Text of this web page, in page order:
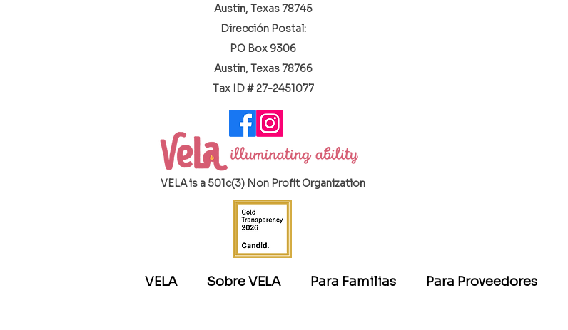
Austin, Texas 78745
Dirección Postal:
PO Box 9306
Austin, Texas 78766
​Tax ID # 27-2451077
VELA is a 501c(3) Non Profit Organization
VELA Sobre VELA Para Familias Para Proveedores